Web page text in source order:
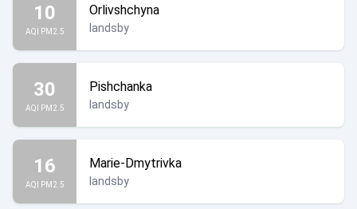
10
AQI PM2.5
Orlivshchyna
landsby
30
AQI PM2.5
Pishchanka
landsby
16
AQI PM2.5
Marie-Dmytrivka
landsby